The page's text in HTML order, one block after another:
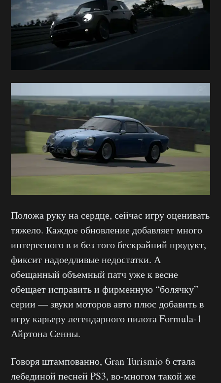
Положа руку на сердце, сейчас игру оценивать
тяжело. Каждое обновление добавляет много
интересного в и без того бескрайний продукт,
фиксит надоедливые недостатки. А
обещанный объемный патч уже к весне
обещает исправить и фирменную “болячку”
серии — звуки моторов авто плюс добавить в
игру карьеру легендарного пилота Formula-1
Айртона Сенны.
Говоря штампованно, Gran Turismio 6 стала
лебединой песней PS3, во-многом такой же